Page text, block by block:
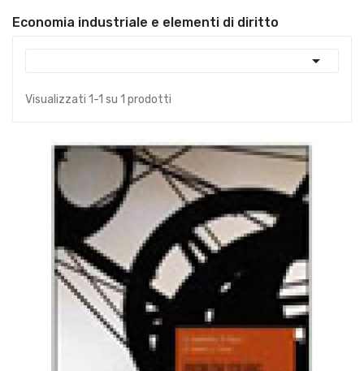
Economia industriale e elementi di diritto

Visualizzati 1-1 su 1 prodotti